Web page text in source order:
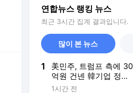
연합뉴스 랭킹 뉴스
최근 3시간 집계 결과입니다.
많이 본 뉴스
1
美민주, 트럼프 측에 30
억원 건넨 韓기업 정조
준…"잠재적 뇌물"
1시간 전